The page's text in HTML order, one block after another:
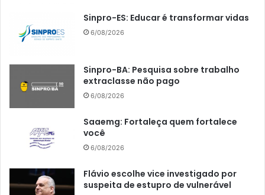
Sinpro-ES: Educar é transformar vidas
6/08/2026
Sinpro-BA: Pesquisa sobre trabalho
extraclasse não pago
6/08/2026
Saaemg: Fortaleça quem fortalece
você
6/08/2026
Flávio escolhe vice investigado por
suspeita de estupro de vulnerável